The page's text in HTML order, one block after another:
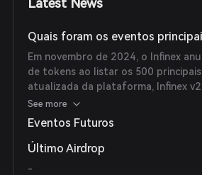
Latest News
Quais foram os eventos
Em novembro de 2024, o Infinex
de tokens ao listar os 500
atualizada da plataforma, Infinex
melhorar as velocidades de
aos usuários uma experiência DeFi
See more
Eventos Futuros
Último Airdrop
-